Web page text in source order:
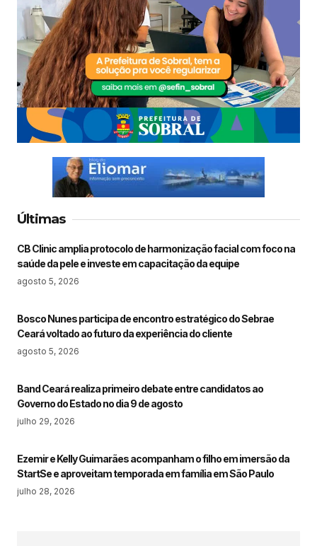
Últimas
CB Clinic amplia protocolo de harmonização facial com foco na
saúde da pele e investe em capacitação da equipe
agosto 5, 2026
Bosco Nunes participa de encontro estratégico do Sebrae
Ceará voltado ao futuro da experiência do cliente
agosto 5, 2026
Band Ceará realiza primeiro debate entre candidatos ao
Governo do Estado no dia 9 de agosto
julho 29, 2026
Ezemir e Kelly Guimarães acompanham o filho em imersão da
StartSe e aproveitam temporada em família em São Paulo
julho 28, 2026